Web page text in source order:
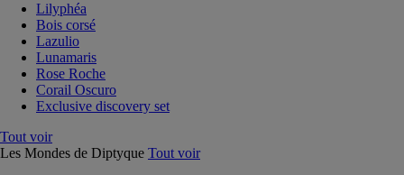
Lilyphéa
Bois corsé
Lazulio
Lunamaris
Rose Roche
Corail Oscuro
Exclusive discovery set
Tout voir
Les Mondes de Diptyque Tout voir